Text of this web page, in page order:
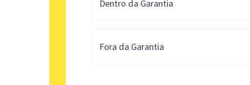
Dentro da Garantia
Fora da Garantia